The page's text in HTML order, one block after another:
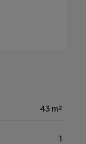
43 m²
1